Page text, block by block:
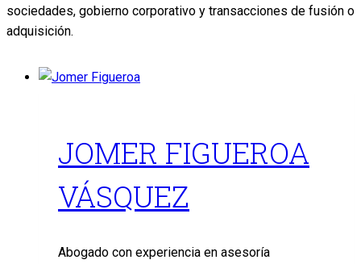
sociedades, gobierno corporativo y transacciones de fusión o
adquisición.
JOMER FIGUEROA
VÁSQUEZ
Abogado con experiencia en asesoría